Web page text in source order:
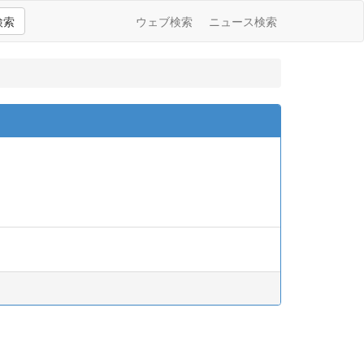
索 ウェブ検索 ニュース検索